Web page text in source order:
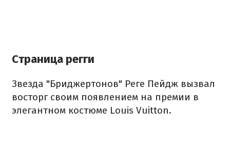
Страница регги
Звезда "Бриджертонов" Реге Пейдж вызвал
восторг своим появлением на премии в
элегантном костюме Louis Vuitton.